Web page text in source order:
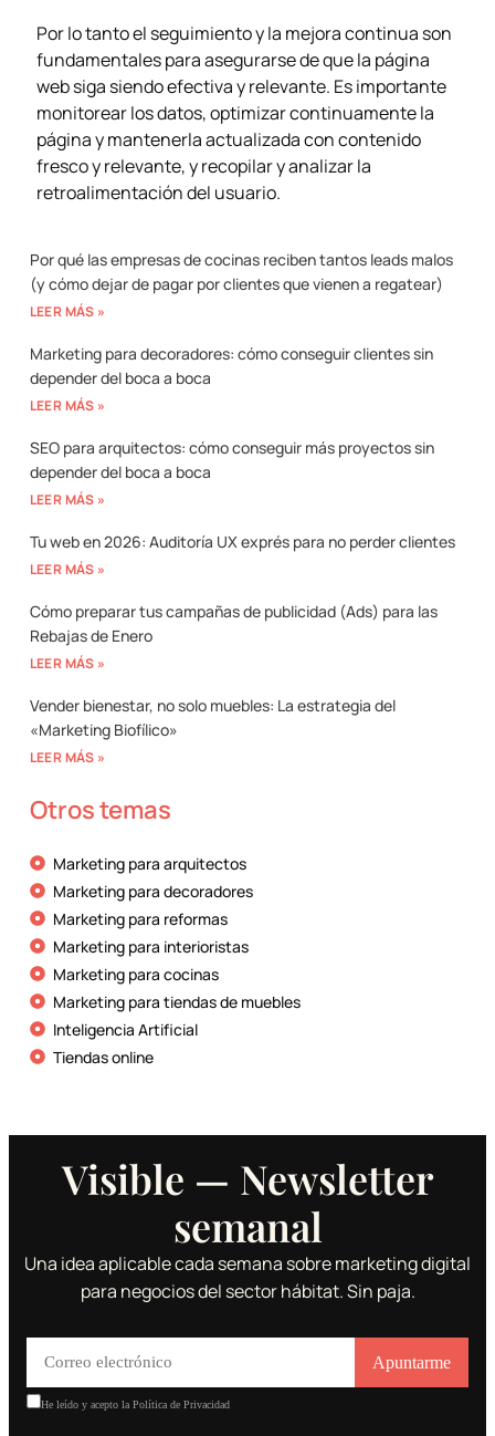
Por lo tanto el seguimiento y la mejora continua son
fundamentales para asegurarse de que la página
web siga siendo efectiva y relevante. Es importante
monitorear los datos, optimizar continuamente la
página y mantenerla actualizada con contenido
fresco y relevante, y recopilar y analizar la
retroalimentación del usuario.
Por qué las empresas de cocinas reciben tantos leads malos
(y cómo dejar de pagar por clientes que vienen a regatear)
LEER MÁS »
Marketing para decoradores: cómo conseguir clientes sin
depender del boca a boca
LEER MÁS »
SEO para arquitectos: cómo conseguir más proyectos sin
depender del boca a boca
LEER MÁS »
Tu web en 2026: Auditoría UX exprés para no perder clientes
LEER MÁS »
Cómo preparar tus campañas de publicidad (Ads) para las
Rebajas de Enero
LEER MÁS »
Vender bienestar, no solo muebles: La estrategia del
«Marketing Biofílico»
LEER MÁS »
Otros temas
Marketing para arquitectos
Marketing para decoradores
Marketing para reformas
Marketing para interioristas
Marketing para cocinas
Marketing para tiendas de muebles
Inteligencia Artificial
Tiendas online
Visible — Newsletter
semanal
Una idea aplicable cada semana sobre marketing digital
para negocios del sector hábitat. Sin paja.